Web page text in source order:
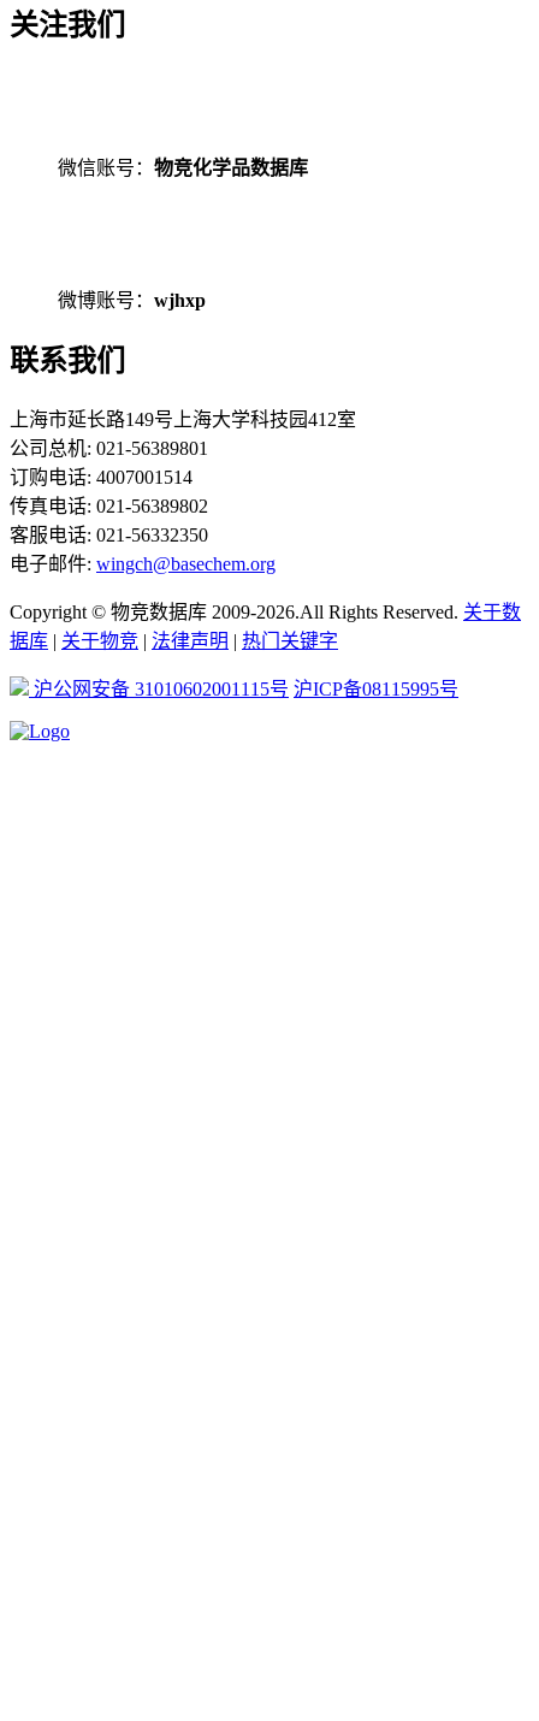
关注我们
微信账号： 物竞化学品数据库
微博账号： wjhxp
联系我们
上海市延长路149号上海大学科技园412室
公司总机: 021-56389801
订购电话: 4007001514
传真电话: 021-56389802
客服电话: 021-56332350
电子邮件: wingch@basechem.org
Copyright © 物竞数据库 2009-2026.All Rights Reserved. 关于数
据库 | 关于物竞 | 法律声明 | 热门关键字
沪公网安备 31010602001115号 沪ICP备08115995号